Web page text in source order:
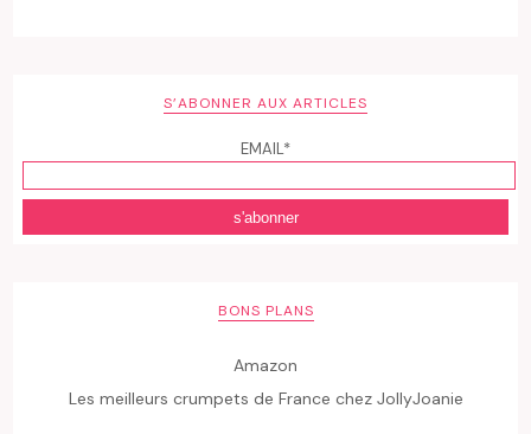
S’ABONNER AUX ARTICLES
EMAIL*
BONS PLANS
Amazon
Les meilleurs crumpets de France chez JollyJoanie